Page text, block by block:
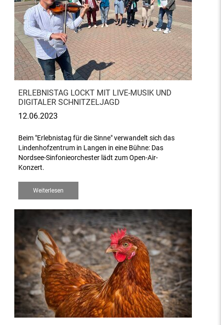
ERLEBNISTAG LOCKT MIT LIVE-MUSIK UND
DIGITALER SCHNITZELJAGD
12.06.2023
Beim "Erlebnistag für die Sinne" verwandelt sich das
Lindenhofzentrum in Langen in eine Bühne: Das
Nordsee-Sinfonieorchester lädt zum Open-Air-
Konzert.
Weiterlesen